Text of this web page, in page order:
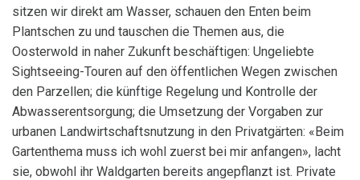
sitzen wir direkt am Wasser, schauen den Enten beim
Plantschen zu und tauschen die Themen aus, die
Oosterwold in naher Zukunft beschäftigen: Ungeliebte
Sightseeing-Touren auf den öffentlichen Wegen zwischen
den Parzellen; die künftige Regelung und Kontrolle der
Abwasserentsorgung; die Umsetzung der Vorgaben zur
urbanen Landwirtschaftsnutzung in den Privatgärten: «Beim
Gartenthema muss ich wohl zuerst bei mir anfangen», lacht
sie, obwohl ihr Waldgarten bereits angepflanzt ist. Private